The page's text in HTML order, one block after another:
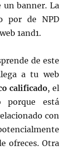
un banner. La
por de NPD
1and1.
de este
a tu web
calificado, el
está
con
ofreces. Otra